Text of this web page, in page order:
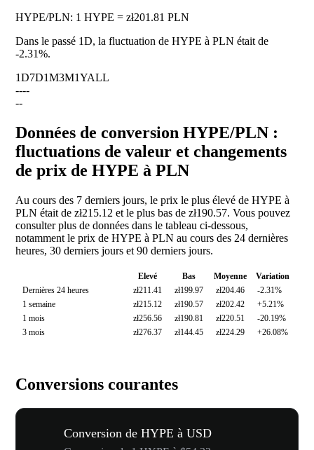
HYPE/PLN: 1 HYPE = zł201.81 PLN
Dans le passé 1D, la fluctuation de HYPE à PLN était de
-2.31%.
1D7D1M3M1YALL
----
--
Données de conversion HYPE/PLN :
fluctuations de valeur et changements
de prix de HYPE à PLN
Au cours des 7 derniers jours, le prix le plus élevé de HYPE à
PLN était de zł215.12 et le plus bas de zł190.57. Vous pouvez
consulter plus de données dans le tableau ci-dessous,
notamment le prix de HYPE à PLN au cours des 24 dernières
heures, 30 derniers jours et 90 derniers jours.
Elevé Bas Moyenne
Variation
Dernières 24 heures
zł211.41 zł199.97 zł204.46
-2.31%
1 semaine
zł215.12 zł190.57 zł202.42
+5.21%
1 mois
zł256.56 zł190.81 zł220.51
-20.19%
3 mois
zł276.37 zł144.45 zł224.29 +26.08%
Conversions courantes
Conversion de HYPE à USD